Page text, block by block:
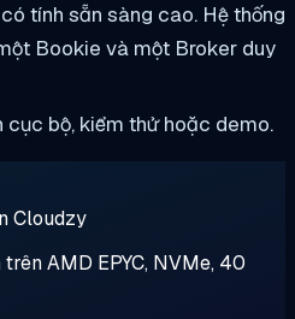
tính sẵn sàng cao. Hệ thống
Bookie và một Broker duy
cục bộ, kiểm thử hoặc demo.
Cloudzy
AMD EPYC, NVMe, 40